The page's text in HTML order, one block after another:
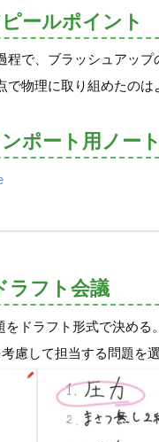
ールポイント
程で、ブラッシュアッ
で物理に取り組めたのは
ポート用ノー
ラフト会議
をドラフト形式で決める
慮して担当する問題を